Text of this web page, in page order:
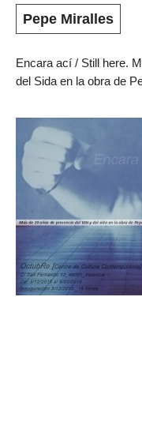
Pepe Miralles
Encara ací / Still here.
del Sida en la obra de